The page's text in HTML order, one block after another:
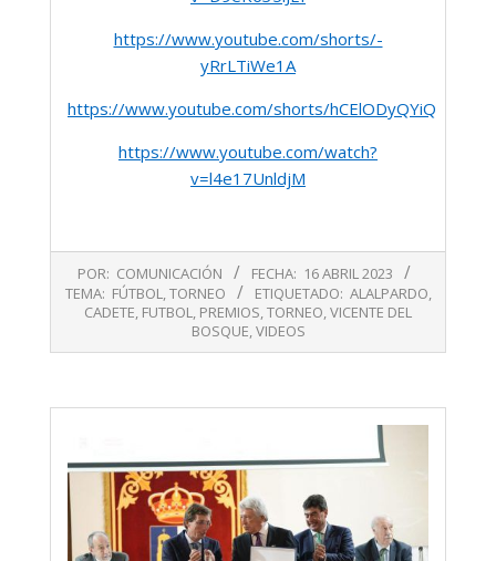
https://www.youtube.com/shorts/-
yRrLTiWe1A
https://www.youtube.com/shorts/hCElODyQYiQ
https://www.youtube.com/watch?
v=l4e17UnldjM
04-
POR: COMUNICACIÓN FECHA: 16 ABRIL 2023
TEMA: FÚTBOL,TORNEO ETIQUETADO: ALALPARDO,
CADETE, FUTBOL, PREMIOS,TORNEO,VICENTE DEL
BOSQUE,VIDEOS